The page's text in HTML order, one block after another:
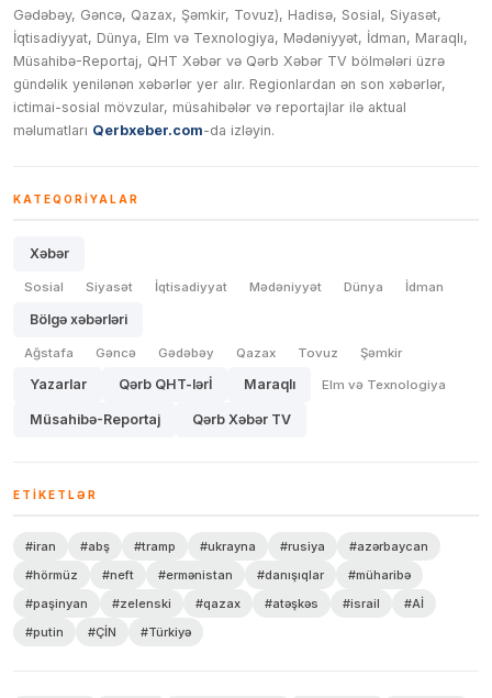
Gədəbəy, Gəncə, Qazax, Şəmkir, Tovuz), Hadisə, Sosial, Siyasət,
İqtisadiyyat, Dünya, Elm və Texnologiya, Mədəniyyət, İdman, Maraqlı,
Müsahibə-Reportaj, QHT Xəbər və Qərb Xəbər TV bölmələri üzrə
gündəlik yenilənən xəbərlər yer alır. Regionlardan ən son xəbərlər,
ictimai-sosial mövzular, müsahibələr və reportajlar ilə aktual
məlumatları Qerbxeber.com-da izləyin.
KATEQORIYALAR
Xəbər
Sosial Siyasət İqtisadiyyat Mədəniyyət Dünya İdman
Bölgə xəbərləri
Ağstafa Gəncə Gədəbəy Qazax Tovuz Şəmkir
Yazarlar Qərb QHT-lərİ Maraqlı Elm və Texnologiya
Müsahibə-Reportaj Qərb Xəbər TV
ETIKETLƏR
#iran #abş #tramp #ukrayna #rusiya
#azərbaycan
#hörmüz
#neft #ermənistan #danışıqlar
#müharibə
#paşinyan
#zelenski #qazax #atəşkəs #israil
#Aİ
#putin
#ÇİN #Türkiyə